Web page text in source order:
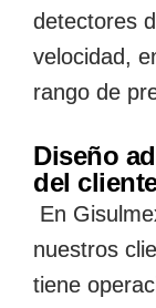
detectores
velocidad,
rango de
Diseño
del
En
nuestros
tiene